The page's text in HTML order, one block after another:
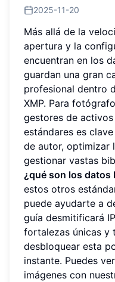
2025-11-20
Más allá de la
apertura y la
encuentran en los
guardan una gran
profesional dentro
XMP. Para
gestores de
estándares es
de autor, optimizar
gestionar vastas
¿qué son los datos
estos otros
puede ayudarte a
guía desmitificará
fortalezas únicas y
desbloquear esta
instante. Puedes
imágenes con